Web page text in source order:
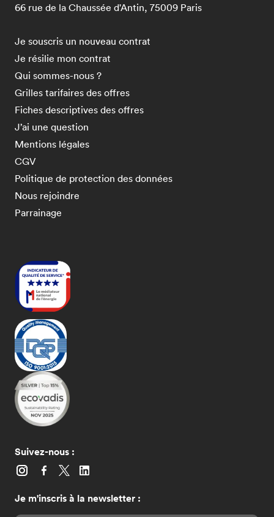
66 rue de la Chaussée d'Antin, 75009 Paris
Je souscris un nouveau contrat
Je résilie mon contrat
Qui sommes-nous ?
Grilles tarifaires des offres
Fiches descriptives des offres
J’ai une question
Mentions légales
CGV
Politique de protection des données
Nous rejoindre
Parrainage
Suivez-nous :
Je m'inscris à la newsletter :